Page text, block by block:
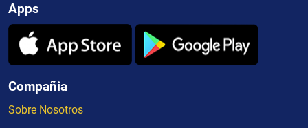
Apps
Compañia
Sobre Nosotros